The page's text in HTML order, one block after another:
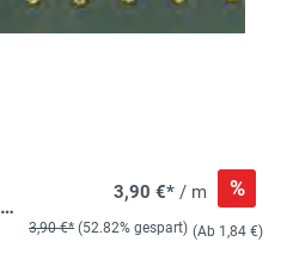
3,90 €* / m %
3,90 €* (52.82% gespart) (Ab 1,84 €)